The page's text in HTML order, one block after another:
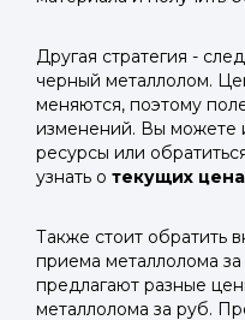
Другая стратегия -
черный металлолом.
меняются, поэтому
изменений. Вы можете
ресурсы или
узнать о текущих
Также стоит обратить
приема металлолома
предлагают разные
металлолома за руб.